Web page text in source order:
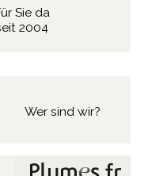
Sie da
2004
Wer sind wir?